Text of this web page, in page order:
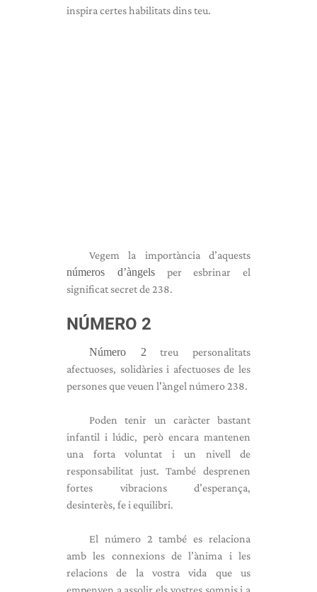
inspira certes habilitats dins teu.
Vegem la importància d’aquests
números d’àngelsper esbrinar el
significat secret de 238.
NÚMERO 2
Número 2 treu personalitats
afectuoses, solidàries i afectuoses de les
persones que veuen l'àngel número 238.
Poden tenir un caràcter bastant
infantil i lúdic, però encara mantenen
una forta voluntat i un nivell de
responsabilitat just. També desprenen
fortes vibracions d’esperança,
desinterès, fe i equilibri.
El número 2 també es relaciona
amb les connexions de l’ànima i les
relacions de la vostra vida que us
empenyen a assolir els vostres somnis i a